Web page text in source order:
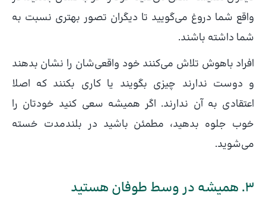
واقع شما دروغ می‌گویید تا دیگران تصور بهتری نسبت به
شما داشته باشند.
افراد باهوش تلاش می‌کنند خود واقعی‌شان را نشان بدهند
و دوست ندارند چیزی بگویند یا کاری بکنند که اصلا
اعتقادی به آن ندارند. اگر همیشه سعی کنید خودتان را
خوب جلوه بدهید، مطمئن باشید در بلندمدت خسته
می‌شوید.
۳. همیشه در وسط طوفان هستید